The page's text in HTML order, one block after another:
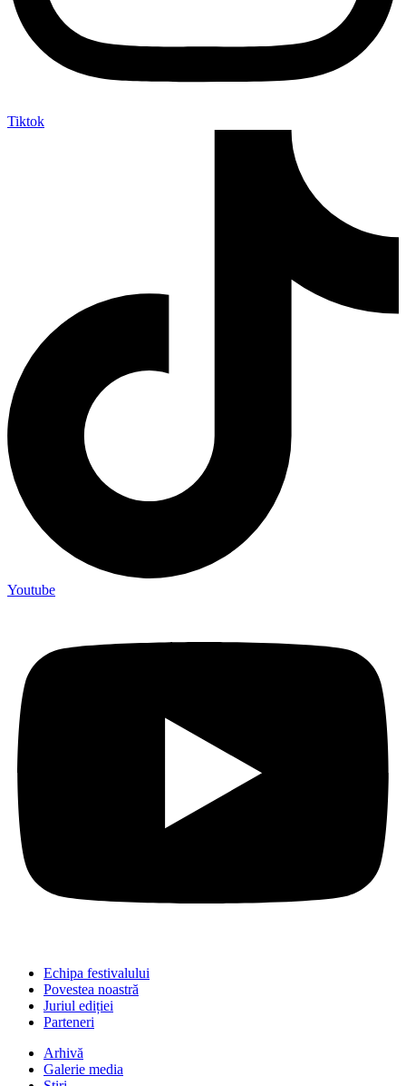
Tiktok
Youtube
Echipa festivalului
Povestea noastră
Juriul ediției
Parteneri
Arhivă
Galerie media